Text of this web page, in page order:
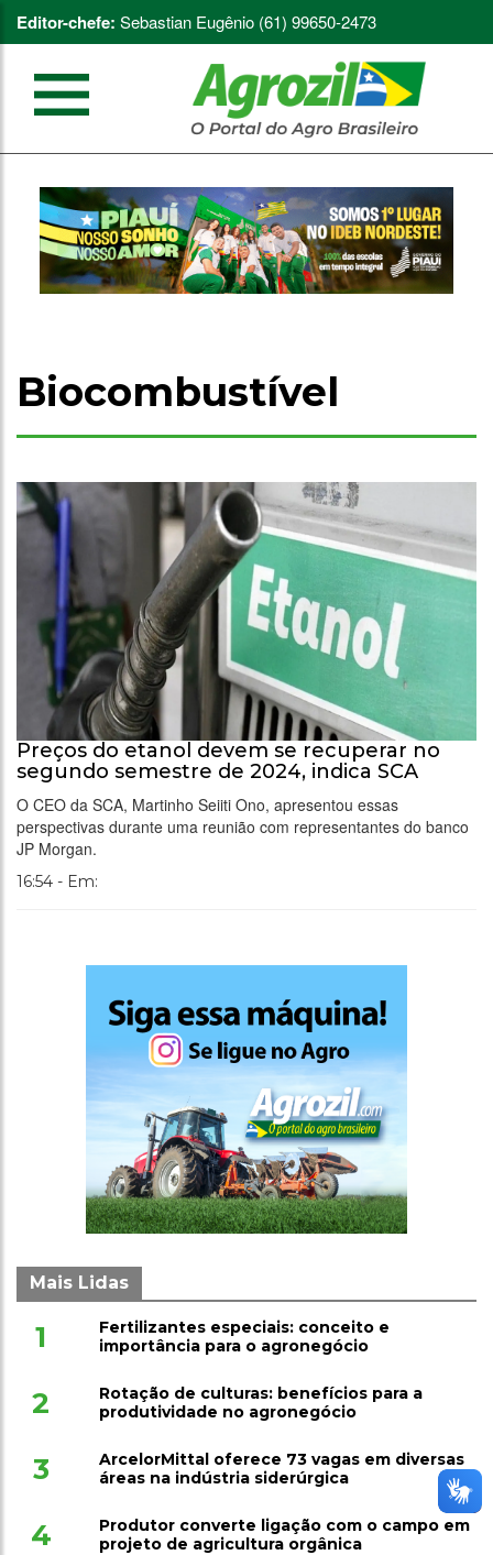
Editor-chefe: Sebastian Eugênio (61) 99650-2473
Biocombustível
Preços do etanol devem se recuperar no
segundo semestre de 2024, indica SCA
O CEO da SCA, Martinho Seiiti Ono, apresentou essas
perspectivas durante uma reunião com representantes do banco
JP Morgan.
16:54 - Em:
Mais Lidas
1
Fertilizantes especiais: conceito e
importância para o agronegócio
2
Rotação de culturas: benefícios para a
produtividade no agronegócio
3
ArcelorMittal oferece 73 vagas em diversas
áreas na indústria siderúrgica
4
Produtor converte ligação com o campo em
projeto de agricultura orgânica